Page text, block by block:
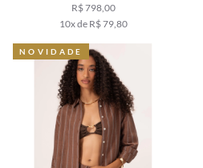
R$ 798,00
10x de R$ 79,80
NOVIDADE